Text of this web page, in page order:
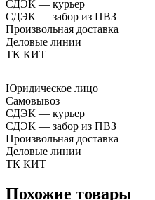
СДЭК — курьер
СДЭК — забор из ПВЗ
Произвольная доставка
Деловые линии
ТК КИТ
Юридическое лицо
Самовывоз
СДЭК — курьер
СДЭК — забор из ПВЗ
Произвольная доставка
Деловые линии
ТК КИТ
Похожие товары